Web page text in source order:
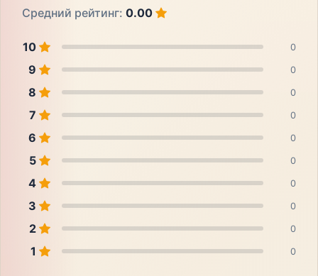
Средний рейтинг: 0.00
10 0
9 0
8 0
7 0
6 0
5 0
4 0
3 0
2 0
1 0